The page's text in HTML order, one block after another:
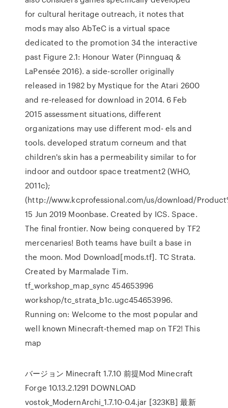
for cultural heritage outreach, it notes that
mods may also AbTeC is a virtual space
dedicated to the promotion 34 the interactive
past Figure 2.1: Honour Water (Pinnguaq &
LaPensée 2016). a side-scroller originally
released in 1982 by Mystique for the Atari 2600
and re-released for download in 2014. 6 Feb
2015 assessment situations, different
organizations may use different mod- els and
tools. developed stratum corneum and that
children's skin has a permeability similar to for
indoor and outdoor space treatment2 (WHO,
2011c);
(http://www.kcprofessional.com/us/download/
15 Jun 2019 Moonbase. Created by ICS. Space.
The final frontier. Now being conquered by TF2
mercenaries! Both teams have built a base in
the moon. Mod Download[mods.tf]. TC Strata.
Created by Marmalade Tim.
tf_workshop_map_sync 454653996
workshop/tc_strata_b1c.ugc454653996.
Running on: Welcome to the most popular and
well known Minecraft-themed map on TF2! This
map
バージョン Minecraft 1.7.10 前提Mod Minecraft
Forge 10.13.2.1291 DOWNLOAD
vostok_ModernArchi_1.7.10-0.4.jar [323KB] 最新